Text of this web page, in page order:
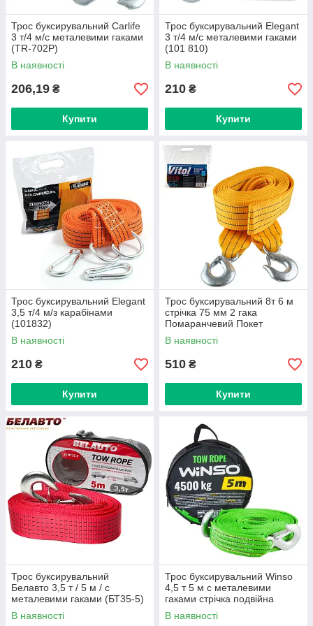
Трос буксирувальний Carlife
3 т/4 м/с металевими гаками
(TR-702P)
В наявності
206,19 ₴
Купити
Трос буксирувальний Elegant
3 т/4 м/с металевими гаками
(101 810)
В наявності
210 ₴
Купити
Трос буксирувальний Elegant
3,5 т/4 м/з карабінами
(101832)
В наявності
210 ₴
Купити
Трос буксирувальний 8т 6 м
стрічка 75 мм 2 гака
Помаранчевий Покет
(ТР-119-8-1)
В наявності
510 ₴
Купити
Трос буксирувальний
Белавто 3,5 т / 5 м / с
металевими гаками (БТ35-5)
В наявності
Трос буксирувальний Winso
4,5 т 5 м с металевими
гаками стрічка подвійна
(134550)
В наявності